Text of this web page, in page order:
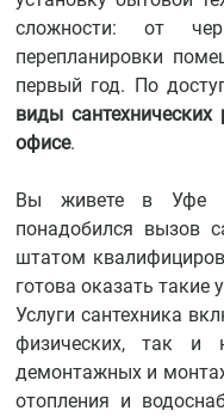
сложности: от
перепланировки
первый год. По
виды
офисе.
Вы живете в Уфе
понадобился вызов
штатом
готова оказать
Услуги сантехника
физических, так и
демонтажных и
отопления и